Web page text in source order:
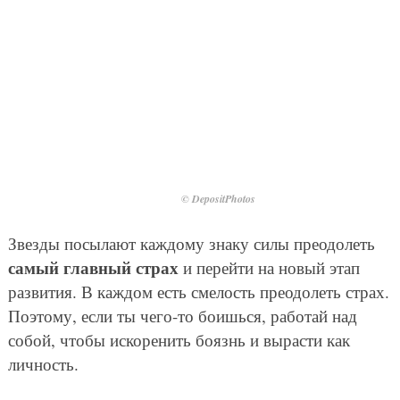
© DepositPhotos
Звезды посылают каждому знаку силы преодолеть
самый главный страхи перейти на новый этап
развития. В каждом есть смелость преодолеть страх.
Поэтому, если ты чего-то боишься, работай над
собой, чтобы искоренить боязнь и вырасти как
личность.